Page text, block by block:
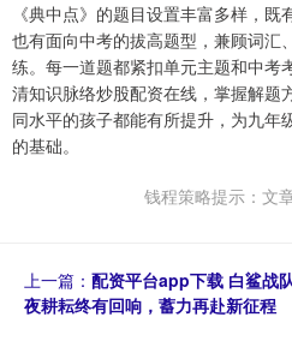
《典中点》的题目设置丰富多样，既
也有面向中考的拔高题型，兼顾词汇
练。每一道题都紧扣单元主题和中考
清知识脉络炒股配资在线，掌握解题
同水平的孩子都能有所提升，为九年
的基础。
钱程策略提示：文
上一篇： 配资平台app下载 白鲨战
夜耕耘终有回响，蓄力再赴新征程